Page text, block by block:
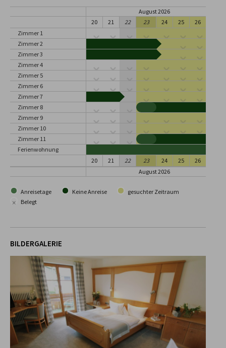
August 2026
20
21 22 23 24 25 26
Zimmer 1
Zimmer 2
Zimmer 3
Zimmer 4
Zimmer 5
Zimmer 6
Zimmer 7
Zimmer 8
Zimmer 9
Zimmer 10
Zimmer 11
Ferienwohnung
20
21 22 23 24 25 26
August 2026
Anreisetage Keine Anreise gesuchter Zeitraum
× Belegt
BILDERGALERIE